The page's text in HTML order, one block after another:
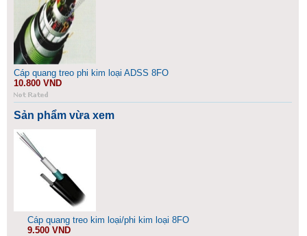
Cáp quang treo phi kim loại ADSS 8FO
10.800 VND
Sản phẩm vừa xem
Cáp quang treo kim loại/phi kim loại 8FO
9.500 VND